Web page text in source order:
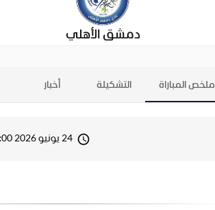
دمشق الأهلي
ملخص المباراة التشكيلة أخبار
24 يونيو 2026 14:00